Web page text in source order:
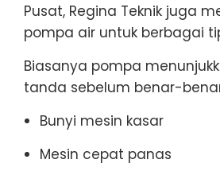
Pusat, Regina Teknik juga
pompa air untuk berbagai
Biasanya pompa
tanda sebelum benar-
Bunyi mesin kasar
Mesin cepat panas